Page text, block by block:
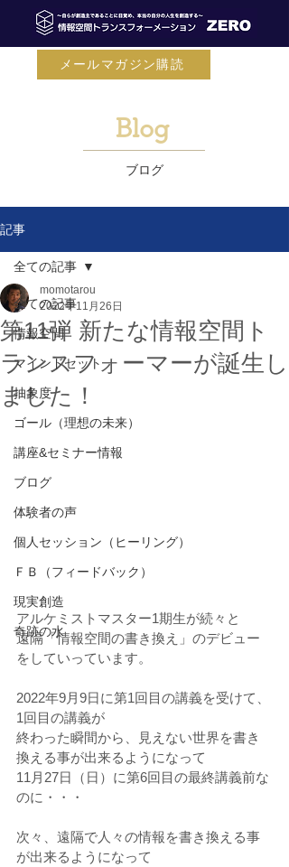
メールマガジン購読
Blog
ブログ
記事
全ての記事
情報空間
マインドセット
抽象度
ゴール（理想の未来）
講座&セミナー情報
ブログ
体験者の声
個人セッション（ヒーリング）
ＦＢ（フィードバック）
現実創造
奇跡の水
全ての記事
第11弾 新たな情報空間ト
ランスフォーマーが誕生し
ました！
momotarou
2022年11月26日
アルケミストマスター1期生が続々と
遠隔「情報空間の書き換え」のデビュー
をしていっています。
2022年9月9日に第1回目の講義を受けて、
1回目の講義が
終わった瞬間から、見えない世界を書き
換える事が出来るようになって
11月27日（日）に第6回目の最終講義前な
のに・・・
次々、遠隔で人々の情報を書き換える事
が出来るようになって